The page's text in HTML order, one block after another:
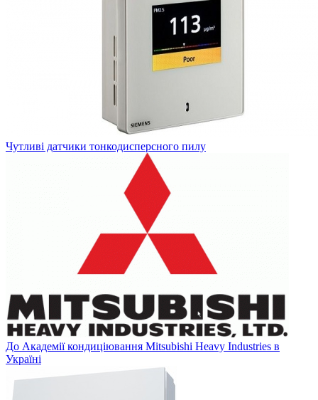
Чутливі датчики тонкодисперсного пилу
До Академії кондиціювання Mitsubishi Heavy Industries в
Україні